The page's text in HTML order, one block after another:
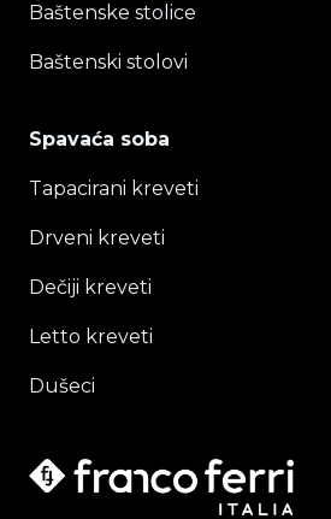
Baštenske stolice
Baštenski stolovi
Spavaća soba
Tapacirani kreveti
Drveni kreveti
Dečiji kreveti
Letto kreveti
Dušeci